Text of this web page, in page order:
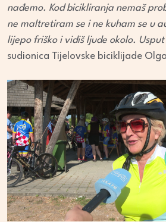
nađemo. Kod bicikliranja nemaš
ne maltretiram se i ne kuham se u
lijepo friško i vidiš ljude okolo.
sudionica Tijelovske biciklijade